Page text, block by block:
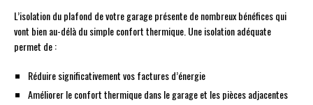
L’isolation du plafond de votre garage présente de nombreux bénéfices qui
vont bien au-délà du simple confort thermique. Une isolation adéquate
permet de :
Réduire significativement vos factures d’énergie
Améliorer le confort thermique dans le garage et les pièces adjacentes